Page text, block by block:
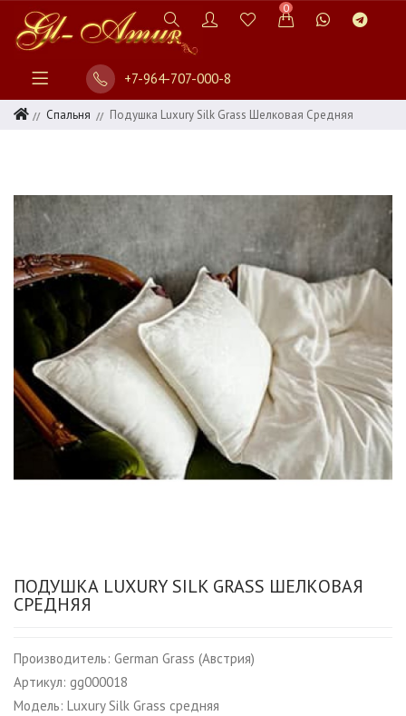
0
+7-964-707-000-8
Спальня Подушка Luxury Silk Grass Шелковая Средняя
ПОДУШКА LUXURY SILK GRASS ШЕЛКОВАЯ
СРЕДНЯЯ
Производитель: German Grass (Австрия)
Артикул: gg000018
Модель: Luxury Silk Grass средняя